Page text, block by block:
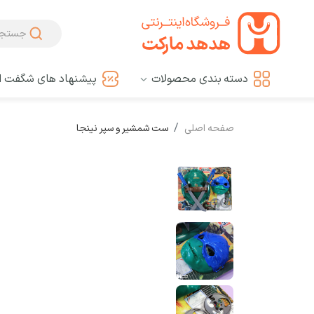
دسته بندی محصولات پیشنهاد های شگفت
صفحه اصلی ست شمشیر و سپر نینجا